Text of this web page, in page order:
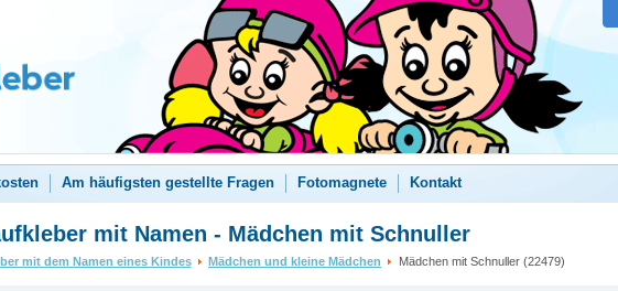
Am häufigsten gestellte Fragen Fotomagnete Kontakt
mit Namen - Mädchen mit Schnuller
mit dem Namen eines Kindes Mädchen und kleine Mädchen Mädchen mit Schnuller (22479)